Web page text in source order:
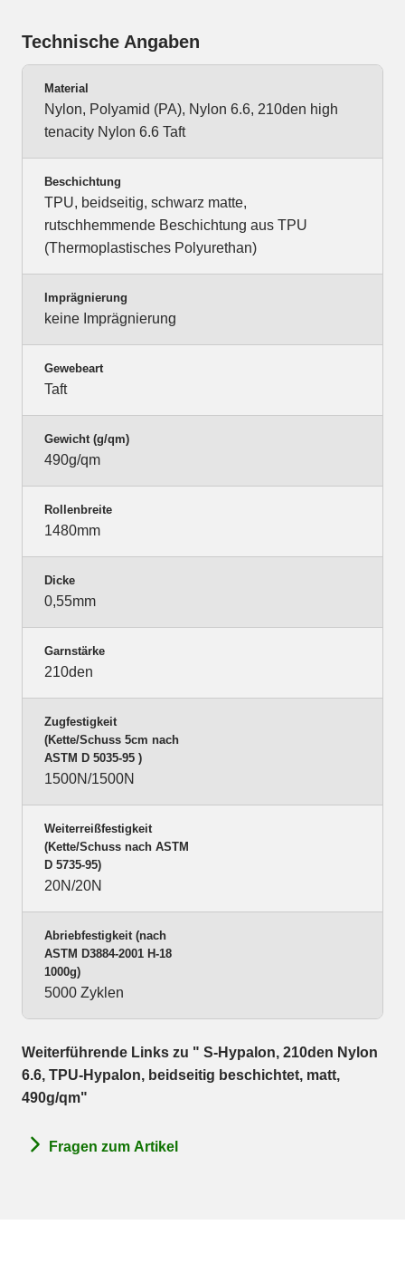
Technische Angaben
Material
Nylon, Polyamid (PA), Nylon 6.6, 210den high
tenacity Nylon 6.6 Taft
Beschichtung
TPU, beidseitig, schwarz matte,
rutschhemmende Beschichtung aus TPU
(Thermoplastisches Polyurethan)
Imprägnierung
keine Imprägnierung
Gewebeart
Taft
Gewicht (g/qm)
490g/qm
Rollenbreite
1480mm
Dicke
0,55mm
Garnstärke
210den
Zugfestigkeit
(Kette/Schuss 5cm nach
ASTM D 5035-95 )
1500N/1500N
Weiterreißfestigkeit
(Kette/Schuss nach ASTM
D 5735-95)
20N/20N
Abriebfestigkeit (nach
ASTM D3884-2001 H-18
1000g)
5000 Zyklen
Weiterführende Links zu " S-Hypalon, 210den Nylon
6.6, TPU-Hypalon, beidseitig beschichtet, matt,
490g/qm"
Fragen zum Artikel